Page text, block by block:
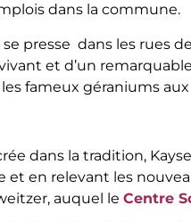
dans la commune.
presse dans les rues
et d’un
fameux géraniums aux
dans la tradition,
en relevant les
auquel le Centre